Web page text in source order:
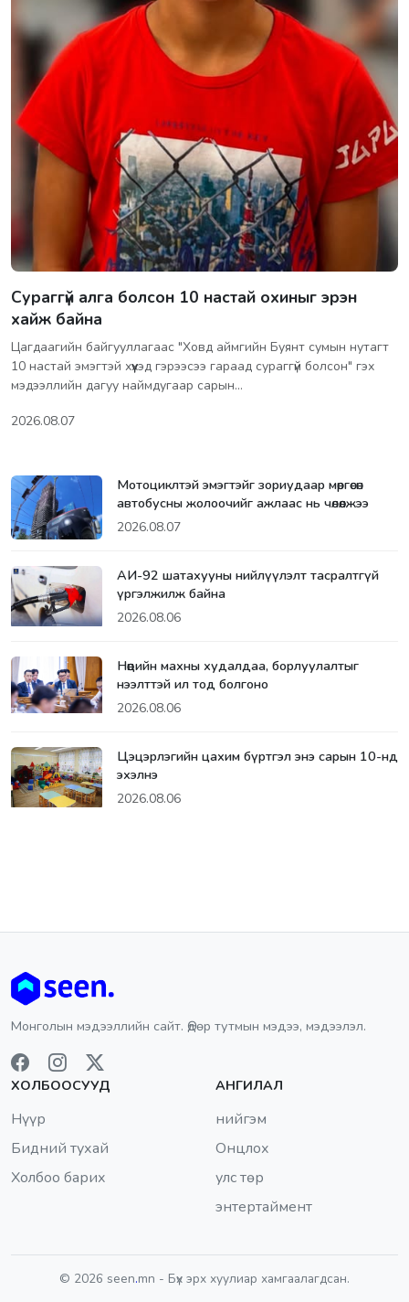
Сураггүй алга болсон 10 настай охиныг эрэн
хайж байна
Цагдаагийн байгууллагаас "Ховд аймгийн Буянт сумын нутагт
10 настай эмэгтэй хүүхэд гэрээсээ гараад сураггүй болсон" гэх
мэдээллийн дагуу наймдугаар сарын…
2026.08.07
Мотоциклтэй эмэгтэйг зориудаар мөргөсөн
автобусны жолоочийг ажлаас нь чөлөөлжээ
2026.08.07
АИ-92 шатахууны нийлүүлэлт тасралтгүй
үргэлжилж байна
2026.08.06
Нөөцийн махны худалдаа, борлуулалтыг
нээлттэй ил тод болгоно
2026.08.06
Цэцэрлэгийн цахим бүртгэл энэ сарын 10-нд
эхэлнэ
2026.08.06
Монголын мэдээллийн сайт. Өдөр тутмын мэдээ, мэдээлэл.
ХОЛБООСУУД
Нүүр
Бидний тухай
Холбоо барих
АНГИЛАЛ
нийгэм
Онцлох
улс төр
энтертаймент
© 2026 seen.mn - Бүх эрх хуулиар хамгаалагдсан.